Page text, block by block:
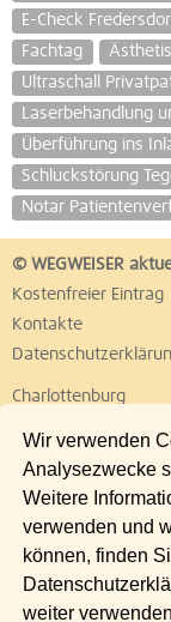
Wir verwenden
Analysezwecke
Weitere
verwenden und
können, finden
weiter
E-Check
Fachtag
Ultraschall
Laserbehandlung
Überführung ins
Schluckstörung
Notar
© WEGWEISER
Kostenfreier Eintrag
Kontakte
Charlottenburg
Lichtenberg
Pankow
Reinickendorf
Spandau